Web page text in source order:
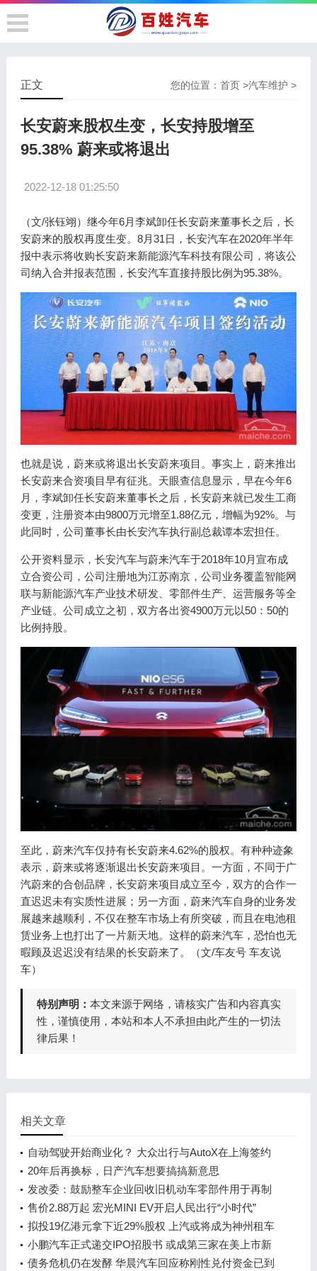
您的位置：首页 >汽车维护 >
正文
长安蔚来股权生变，长安持股增至
95.38% 蔚来或将退出
2022-12-18 01:25:50
（文/张钰翊）继今年6月李斌卸任长安蔚来董事长之后，长
安蔚来的股权再度生变。8月31日，长安汽车在2020年半年
报中表示将收购长安蔚来新能源汽车科技有限公司，将该公
司纳入合并报表范围，长安汽车直接持股比例为95.38%。
也就是说，蔚来或将退出长安蔚来项目。事实上，蔚来推出
长安蔚来合资项目早有征兆。天眼查信息显示，早在今年6
月，李斌卸任长安蔚来董事长之后，长安蔚来就已发生工商
变更，注册资本由9800万元增至1.88亿元，增幅为92%。与
此同时，公司董事长由长安汽车执行副总裁谭本宏担任。
公开资料显示，长安汽车与蔚来汽车于2018年10月宣布成
立合资公司，公司注册地为江苏南京，公司业务覆盖智能网
联与新能源汽车产业技术研发、零部件生产、运营服务等全
产业链。公司成立之初，双方各出资4900万元以50：50的
比例持股。
至此，蔚来汽车仅持有长安蔚来4.62%的股权。有种种迹象
表示，蔚来或将逐渐退出长安蔚来项目。一方面，不同于广
汽蔚来的合创品牌，长安蔚来项目成立至今，双方的合作一
直迟迟未有实质性进展；另一方面，蔚来汽车自身的业务发
展越来越顺利，不仅在整车市场上有所突破，而且在电池租
赁业务上也打出了一片新天地。这样的蔚来汽车，恐怕也无
暇顾及迟迟没有结果的长安蔚来了。（文/车友号 车友说
车）
特别声明： 本文来源于网络，请核实广告和内容真实
性，谨慎使用，本站和本人不承担由此产生的一切法
律后果！
相关文章
自动驾驶开始商业化？ 大众出行与AutoX在上海签约
20年后再换标，日产汽车想要搞搞新意思
发改委：鼓励整车企业回收旧机动车零部件用于再制
造
售价2.88万起 宏光MINI EV开启人民出行“小时代”
拟投19亿港元拿下近29%股权 上汽或将成为神州租车
第一大股东
小鹏汽车正式递交IPO招股书 或成第三家在美上市新
造车企
债务危机仍在发酵 华晨汽车回应称刚性兑付资金已到